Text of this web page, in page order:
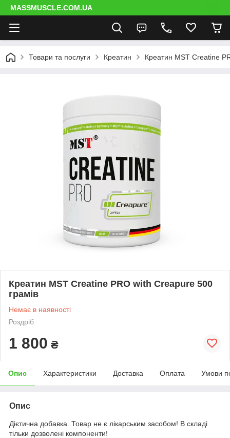
MASSMUSCLE.COM.UA
Товари та послуги Креатин Креатин MST Creatine
Креатин MST Creatine PRO with Creapure 500
грамів
Немає в наявності
Роздріб
1 800 ₴
Опис Характеристики Доставка Оплата Умови
Опис
Дієтична добавка. Товар не є лікарським засобом! В складі
тільки дозволені компоненти!